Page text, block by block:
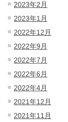
2023年2月
2023年1月
2022年12月
2022年9月
2022年7月
2022年6月
2022年4月
2021年12月
2021年11月